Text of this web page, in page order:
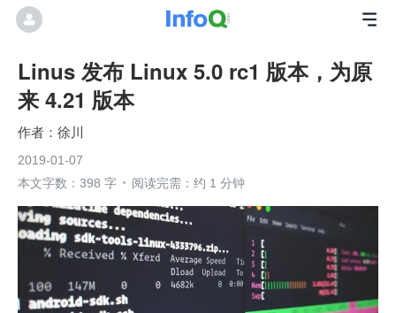
Linus 发布 Linux 5.0 rc1 版本，为原
来 4.21 版本
徐川
2019-01-07
本文字数：398 字
阅读完需：约 1 分钟